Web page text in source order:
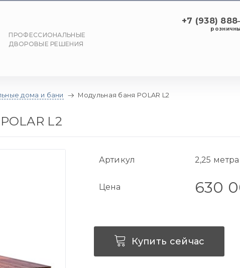
ПРОФЕССИОНАЛЬНЫЕ
ДВОРОВЫЕ РЕШЕНИЯ
+7 (938)
дома и бани Модульная баня POLAR L2
L2
Артикул 2,25 метра
Цена 630
Купить сейчас